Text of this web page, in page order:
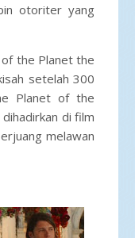
otoriter yang
the Planet the
setelah 300
Planet of the
di film
melawan